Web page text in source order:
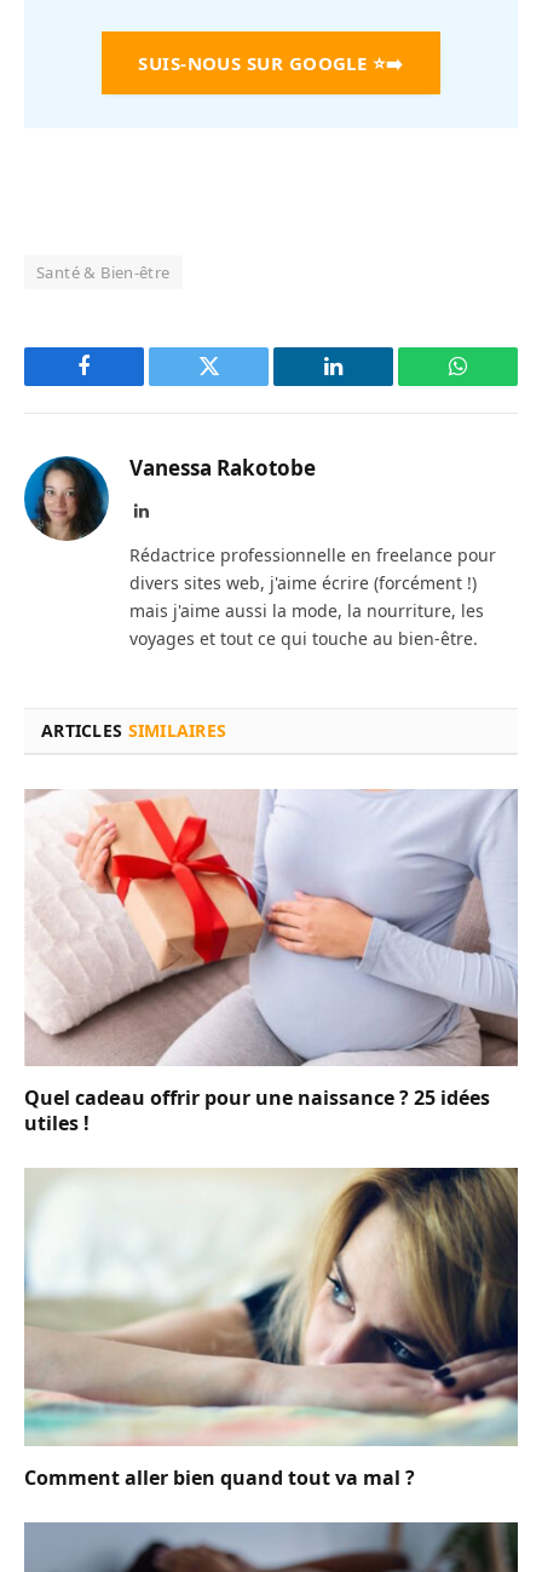
SUIS-NOUS SUR GOOGLE ⭐➡️
Santé & Bien-être
Facebook Twitter LinkedIn
Vanessa Rakotobe
LinkedIn
Rédactrice professionnelle en freelance pour
divers sites web, j'aime écrire (forcément !)
mais j'aime aussi la mode, la nourriture, les
voyages et tout ce qui touche au bien-être.
ARTICLES SIMILAIRES
Quel cadeau offrir pour une naissance ? 25 idées
utiles !
Comment aller bien quand tout va mal ?